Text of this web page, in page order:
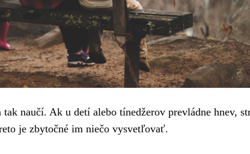
naučí. Ak u detí alebo tínedžerov prevládne hnev,
je zbytočné im niečo vysvetľovať.